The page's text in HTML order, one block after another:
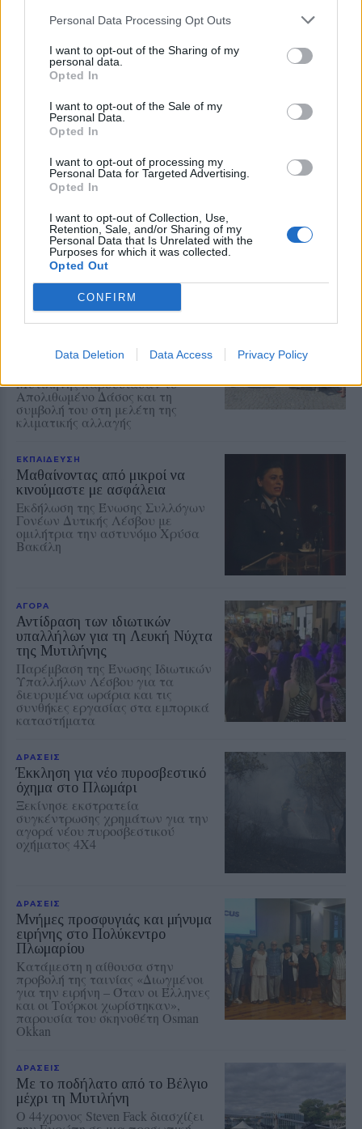
Personal Data Processing Opt Outs
I want to opt-out of the Sharing of my
personal data.
Opted In
I want to opt-out of the Sale of my
Personal Data.
Opted In
I want to opt-out of processing my
Personal Data for Targeted Advertising.
Opted In
I want to opt-out of Collection, Use,
Retention, Sale, and/or Sharing of my
Personal Data that Is Unrelated with the
Purposes for which it was collected.
Opted Out
CONFIRM
Data Deletion Data Access Privacy Policy
για τροχαίο στην Πέτρα
Το αυτοκίνητο προσέκρουσε σε
περίφραξη και προστατευτικές
μπάρες – Ο οδηγός φέρεται να
εγκατέλειψε το σημείο
Εκπαιδευτικοί του Πρότυπου
ΓΕΛ Μυτιλήνης σε πρόγραμμα
Erasmus+ στην Κρακοβία
παιδαγωγικές μεθόδους,
εφαρμογές τεχνητής νοημοσύνης
και πρακτικές συμπεριληπτικής
εκπαίδευσης
Η Λέσβος στη Διεθνή
Κατασκήνωση Νέων των
UNESCO
Μυτιλήνης παρουσίασαν το
Απολιθωμένο Δάσος και τη
συμβολή του στη μελέτη της
κλιματικής αλλαγής
ΕΚΠΑΙΔΕΥΣΗ
Μαθαίνοντας από μικροί να
κινούμαστε με ασφάλεια
Εκδήλωση της Ένωσης Συλλόγων
Γονέων Δυτικής Λέσβου με
ομιλήτρια την αστυνόμο Χρύσα
Βακάλη
ΑΓΟΡΑ
Αντίδραση των ιδιωτικών
υπαλλήλων για τη Λευκή Νύχτα
της Μυτιλήνης
Παρέμβαση της Ένωσης Ιδιωτικών
Υπαλλήλων Λέσβου για τα
διευρυμένα ωράρια και τις
συνθήκες εργασίας στα εμπορικά
καταστήματα
ΔΡΑΣΕΙΣ
Έκκληση για νέο πυροσβεστικό
όχημα στο Πλωμάρι
Ξεκίνησε εκστρατεία
συγκέντρωσης χρημάτων για την
αγορά νέου πυροσβεστικού
οχήματος 4Χ4
ΔΡΑΣΕΙΣ
Μνήμες προσφυγιάς και μήνυμα
ειρήνης στο Πολύκεντρο
Πλωμαρίου
Κατάμεστη η αίθουσα στην
προβολή της ταινίας «Διωγμένοι
για την ειρήνη – Όταν οι Έλληνες
και οι Τούρκοι χωρίστηκαν»,
παρουσία του σκηνοθέτη Osman
Okkan
ΔΡΑΣΕΙΣ
Με το ποδήλατο από το Βέλγιο
μέχρι τη Μυτιλήνη
Ο 44χρονος Steven Fack διασχίζει